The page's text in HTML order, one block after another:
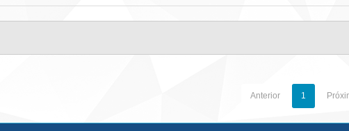
Anterior 1